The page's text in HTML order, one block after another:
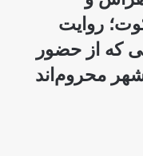
روایت
که از حضور
محروم‌اند